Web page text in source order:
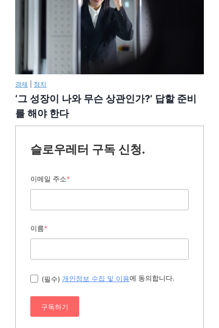
경제 정치
‘그 성장이 나와 무슨 상관인가?’ 답할 준비
를 해야 한다
슬로우레터 구독 신청.
이메일 주소*
이름*
(필수) 개인정보 수집 및 이용에 동의합니다.
구독하기